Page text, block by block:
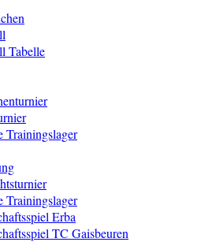
Tabelle
Trainingslager
Trainingslager
Erba
TC Gaisbeuren